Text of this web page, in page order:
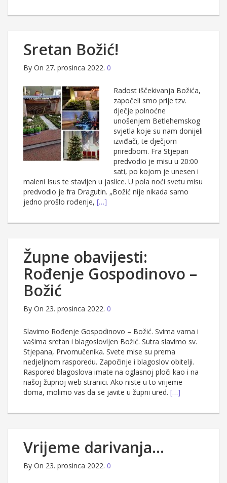
Sretan Božić!
By On 27. prosinca 2022. 0
Radost iščekivanja Božića,
započeli smo prije tzv.
dječje polnoćne
unošenjem Betlehemskog
svjetla koje su nam donijeli
izviđači, te dječjom
priredbom. Fra Stjepan
predvodio je misu u 20:00
sati, po kojom je unesen i
maleni Isus te stavljen u jaslice. U pola noći svetu misu
predvodio je fra Dragutin. „Božić nije nikada samo
jedno prošlo rođenje, […]
Župne obavijesti:
Rođenje Gospodinovo –
Božić
By On 23. prosinca 2022. 0
Slavimo Rođenje Gospodinovo – Božić. Svima vama i
vašima sretan i blagoslovljen Božić. Sutra slavimo sv.
Stjepana, Prvomučenika. Svete mise su prema
nedjeljnom rasporedu. Započinje i blagoslov obitelji.
Raspored blagoslova imate na oglasnoj ploči kao i na
našoj župnoj web stranici. Ako niste u to vrijeme
doma, molimo vas da se javite u župni ured. […]
Vrijeme darivanja…
By On 23. prosinca 2022. 0